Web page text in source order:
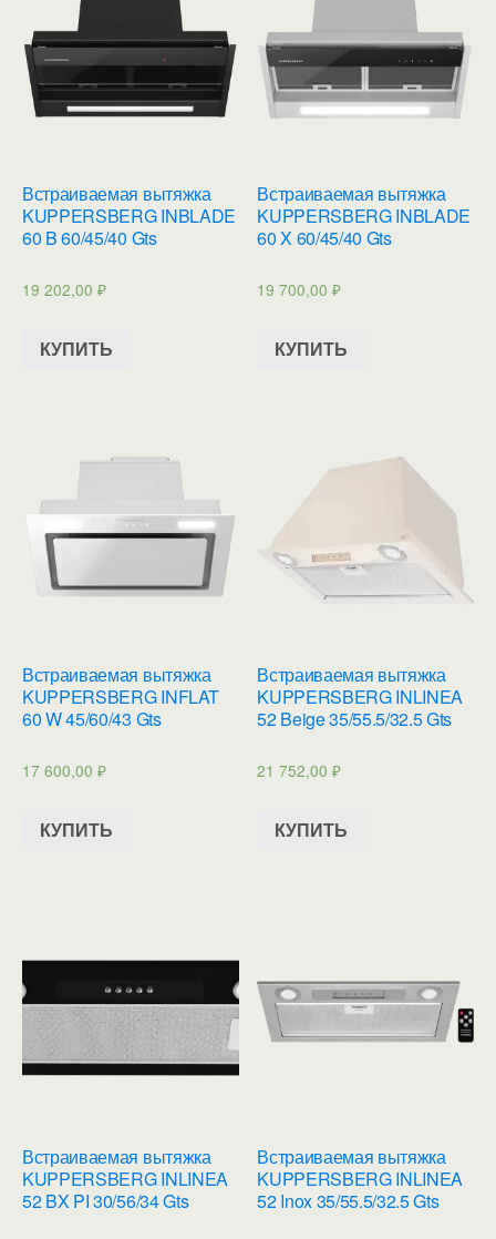
Встраиваемая вытяжка
KUPPERSBERG INBLADE
60 B 60/45/40 Gts
19 202,00 ₽
КУПИТЬ
Встраиваемая вытяжка
KUPPERSBERG INBLADE
60 X 60/45/40 Gts
19 700,00₽
КУПИТЬ
Встраиваемая вытяжка
KUPPERSBERG INFLAT
60 W 45/60/43 Gts
17 600,00 ₽
КУПИТЬ
Встраиваемая вытяжка
KUPPERSBERG INLINEA
52 Beige 35/55.5/32.5 Gts
21 752,00₽
КУПИТЬ
Встраиваемая вытяжка
KUPPERSBERG INLINEA
52 BX PI 30/56/34 Gts
Встраиваемая вытяжка
KUPPERSBERG INLINEA
52 Inox 35/55.5/32.5 Gts